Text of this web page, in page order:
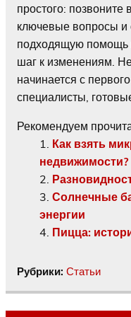
простого: позвоните
ключевые вопросы и
подходящую помощь
шаг к изменениям.
начинается с
специалисты,
Рекомендуем
Как взять
недвижимости?
Солнечные
энергии
Пицца:
Рубрики: Статьи